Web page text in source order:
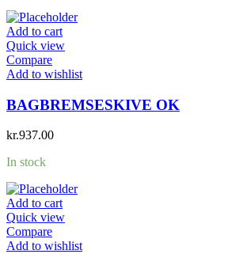
Add to cart
Quick view
Compare
Add to wishlist
BAGBREMSESKIVE OK
kr.937.00
In stock
Add to cart
Quick view
Compare
Add to wishlist